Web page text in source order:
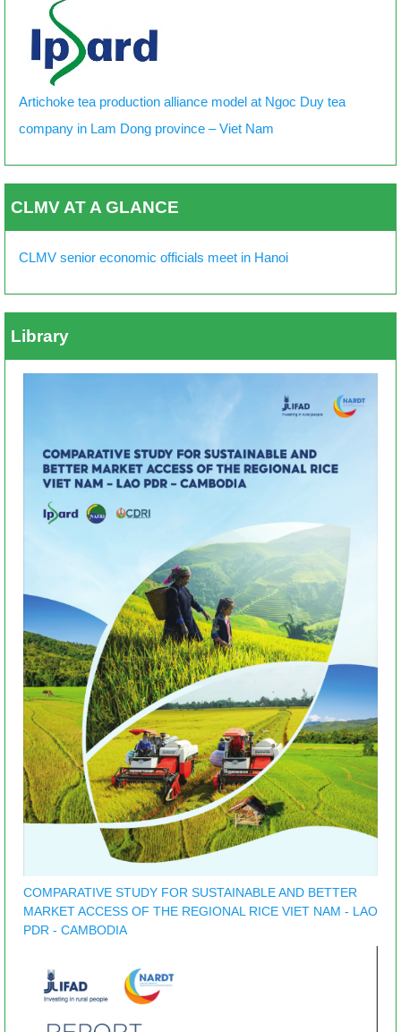
Artichoke tea production alliance model at Ngoc Duy tea
company in Lam Dong province – Viet Nam
CLMV AT A GLANCE
CLMV senior economic officials meet in Hanoi
Library
COMPARATIVE STUDY FOR SUSTAINABLE AND BETTER
MARKET ACCESS OF THE REGIONAL RICE VIET NAM - LAO
PDR - CAMBODIA